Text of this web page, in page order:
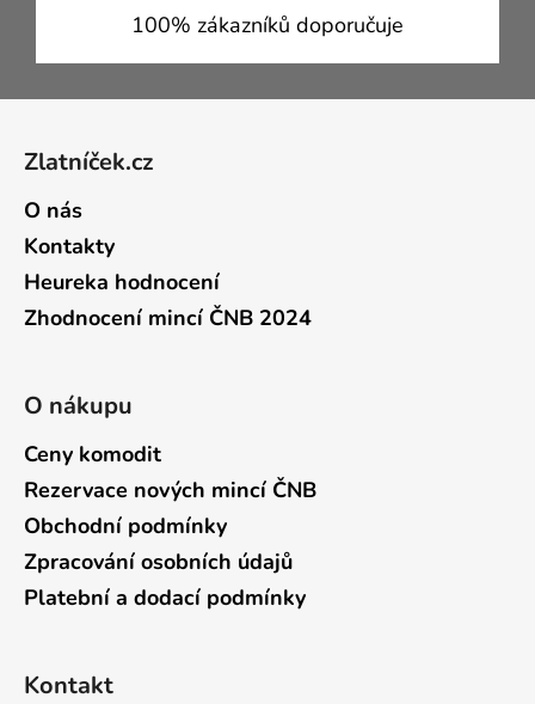
100% zákazníků doporučuje
Zlatníček.cz
O nás
Kontakty
Heureka hodnocení
Zhodnocení mincí ČNB 2024
O nákupu
Ceny komodit
Rezervace nových mincí ČNB
Obchodní podmínky
Zpracování osobních údajů
Platební a dodací podmínky
Kontakt